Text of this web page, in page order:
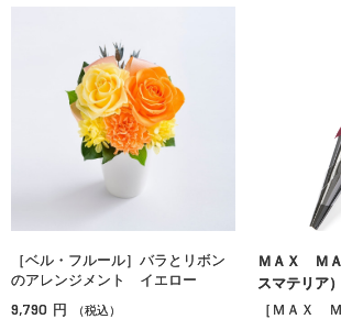
［ベル・フルール］バラとリボン
のアレンジメント イエロー
9,790 円 （税込）
ＭＡＸ Ｍ
スマテリア）
［ＭＡＸ